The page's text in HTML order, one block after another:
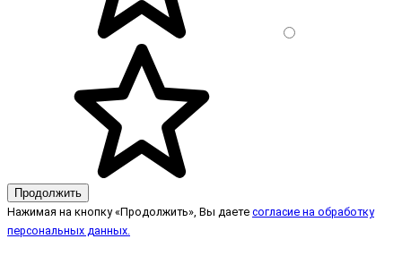
Продолжить
Нажимая на кнопку «Продолжить», Вы даете согласие на обработку
персональных данных.